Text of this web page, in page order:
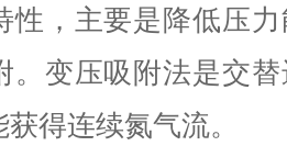
性，主要是降低压
。变压吸附法是交
得连续氮气流。